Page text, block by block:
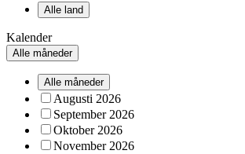
Alle land
Kalender
Alle måneder
Alle måneder
Augusti 2026
September 2026
Oktober 2026
November 2026